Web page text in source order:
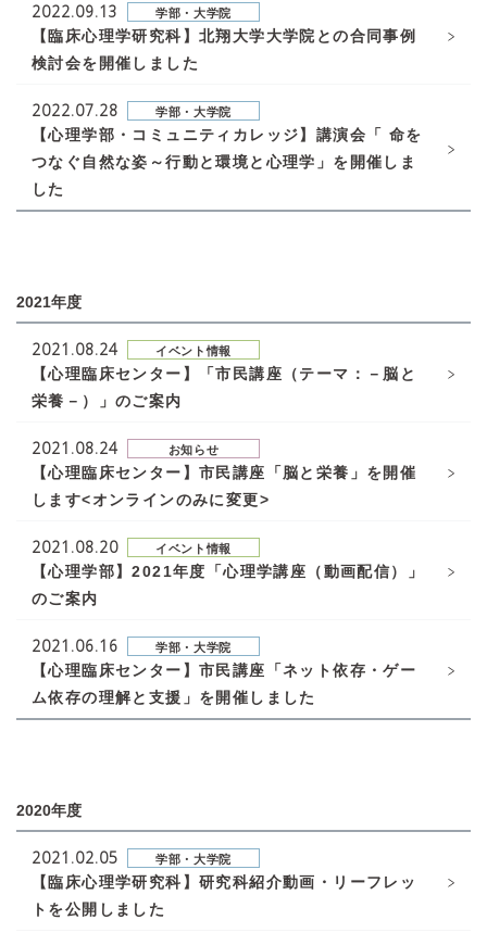
2022.09.13 学部・大学院
【臨床心理学研究科】北翔大学大学院との合同事例
検討会を開催しました
2022.07.28 学部・大学院
【心理学部・コミュニティカレッジ】講演会「 命を
つなぐ自然な姿～行動と環境と心理学」を開催しま
した
2021年度
2021.08.24 イベント情報
【心理臨床センター】「市民講座（テーマ：－脳と
栄養－）」のご案内
2021.08.24 お知らせ
【心理臨床センター】市民講座「脳と栄養」を開催
します<オンラインのみに変更>
2021.08.20 イベント情報
【心理学部】2021年度「心理学講座（動画配信）」
のご案内
2021.06.16 学部・大学院
【心理臨床センター】市民講座「ネット依存・ゲー
ム依存の理解と支援」を開催しました
2020年度
2021.02.05 学部・大学院
【臨床心理学研究科】研究科紹介動画・リーフレッ
トを公開しました